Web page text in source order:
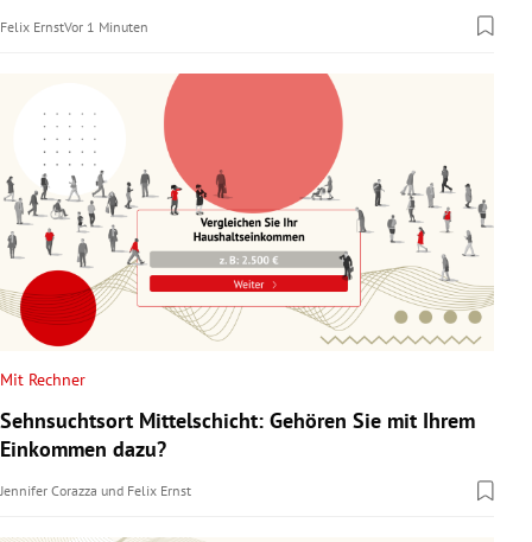
Felix ErnstVor 1 Minuten
Mit Rechner
Sehnsuchtsort Mittelschicht: Gehören Sie mit Ihrem
Einkommen dazu?
Jennifer Corazza und Felix Ernst